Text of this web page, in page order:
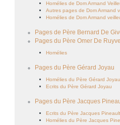
Homélies de Dom Armand
Autres pages de Dom Armand
Homélies de Dom Armand
Pages de Père Bernard De
Pages du Père Omer De
Homélies
Pages du Père Gérard Joyau
Homélies du Père Gérard Joyau
Ecrits du Père Gérard Joyau
Pages du Père Jacques
Ecrits du Père Jacques Pineault
Homélies du Père Jacques